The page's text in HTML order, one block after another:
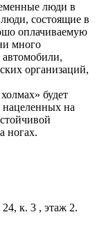
люди в
люди, состоящие в
оплачиваемую
много
организаций,
будет
нацеленных на
ногах.
к. 3 , этаж 2.